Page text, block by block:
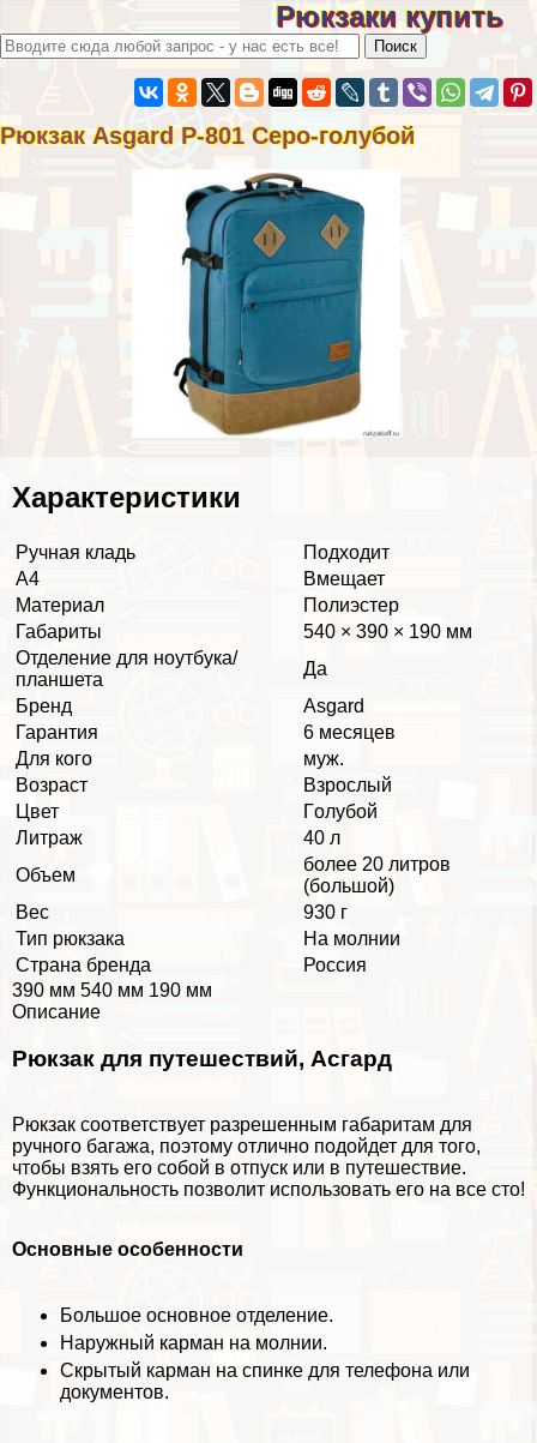
Рюкзаки купить
Рюкзак Asgard Р-801 Серо-гoлyбой
Хаpaктеристики
Ручная кладь
Подходит
А4
Вмещает
Материал
Полиэстер
Габариты
540 × 390 × 190 мм
Отделение для ноутбука/
планшета
Да
Бренд
Asgard
Гарантия
6 месяцев
Для кого
муж.
Возраст
Взрослый
Цвет
Гoлyбой
Литраж
40 л
Объем
более 20 литров
(большой)
Вес
930 г
Тип рюкзака
На молнии
Страна бренда
Россия
390 мм 540 мм 190 мм
Описание
Рюкзак для путешествий, Асгард
Рюкзак соответствует разрешенным габаритам для
ручного багажа, поэтому отлично подойдет для того,
чтобы взять его собой в отпуск или в путешествие.
Функциональность позволит использовать его на все сто!
Основные особенности
Большое основное отделение.
Наружный карман на молнии.
Скрытый карман на спинке для телефона или
документов.